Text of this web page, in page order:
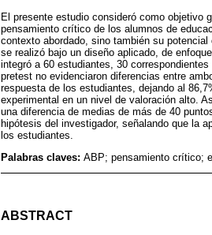
El presente estudio consideró como objetivo
pensamiento crítico de los alumnos de
contexto abordado, sino también su
se realizó bajo un diseño aplicado, de
integró a 60 estudiantes, 30
pretest no evidenciaron diferencias entre
respuesta de los estudiantes, dejando al
experimental en un nivel de valoración alto.
una diferencia de medias de más de 40
hipótesis del investigador, señalando que la
los estudiantes.
Palabras claves: ABP; pensamiento crítico;
ABSTRACT